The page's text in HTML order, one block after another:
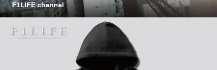
F1LIFE channel